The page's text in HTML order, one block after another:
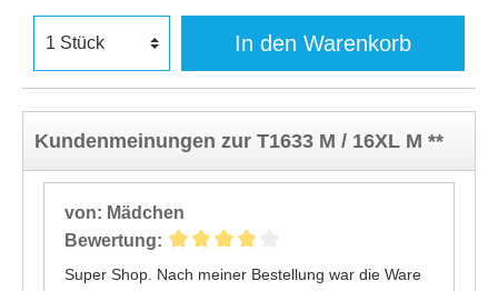
In den Warenkorb
Kundenmeinungen zur T1633 M / 16XL M **
von: Mädchen
Bewertung:
Super Shop. Nach meiner Bestellung war die Ware